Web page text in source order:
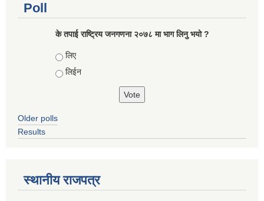
Poll
के तपाई राष्ट्रिय जनगणना २०७८ मा भाग लिनु भयो ?
Choices
लिए
लिईन
Older polls
Results
स्थानीय राजपत्र